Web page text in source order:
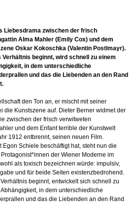
Liebesdrama zwischen der frisch
Alma Mahler (Emily Cox) und dem
Oskar Kokoschka (Valentin Postlmayr).
beginnt, wird schnell zu einem
in dem unterschiedliche
und das die Liebenden an den Rand
den Ton an, er mischt mit seiner
die Kunstszene auf. Dieter Berner widmet der
zwischen der frisch verwitweten
und dem Enfant terrible der Kunstwelt
1912 entbrennt, seinen neuen Film.
Egon Schiele beschäftigt hat, steht nun die
der Wiener Moderne im
als toxisch bezeichnen würde: impulsiv,
und für beide Seiten existenzbedrohend.
beginnt, entwickelt sich schnell zu
in dem unterschiedliche
und das die Liebenden an den Rand